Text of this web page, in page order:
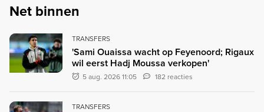
Net binnen
TRANSFERS
'Sami Ouaissa wacht op Feyenoord; Rigaux
wil eerst Hadj Moussa verkopen'
5 aug. 2026 11:05 182 reacties
TRANSFERS